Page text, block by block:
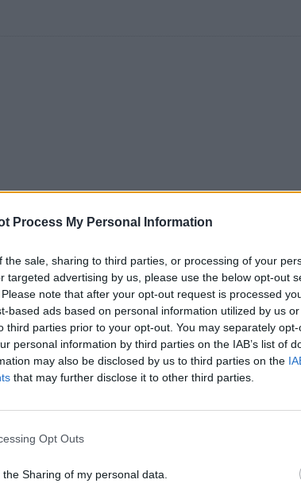
Process My Personal Information
the sale, sharing to third parties, or processing of your
targeted advertising by us, please use the below opt-out
note that after your opt-out request is processed
based ads based on personal information utilized by us
third parties prior to your opt-out. You may separately
personal information by third parties on the IAB’s list of
may also be disclosed by us to third parties on the
that may further disclose it to other third parties.
Opt Outs
Sharing of my personal data.
Letra Canción para un maño
Letra A Galopar
Letra Como Tú